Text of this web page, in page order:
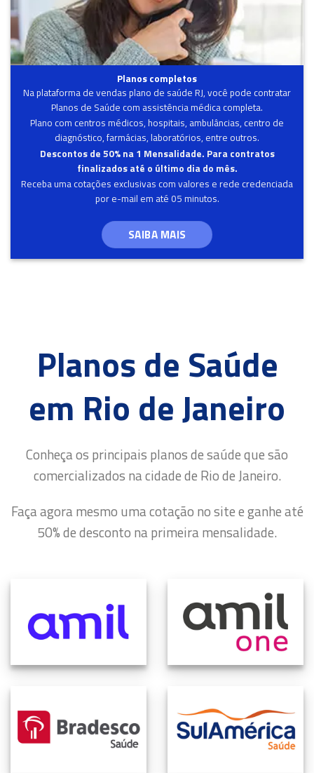
Planos completos
Na plataforma de vendas plano de saúde RJ, você pode contratar
Planos de Saúde com assistência médica completa.
Plano com centros médicos, hospitais, ambulâncias, centro de
diagnóstico, farmácias, laboratórios, entre outros.
Descontos de 50% na 1 Mensalidade. Para contratos
finalizados até o último dia do mês.
Receba uma cotações exclusivas com valores e rede credenciada
por e-mail em até 05 minutos.
SAIBA MAIS
Planos de Saúde
em Rio de Janeiro
Conheça os principais planos de saúde que são
comercializados na cidade de Rio de Janeiro.
Faça agora mesmo uma cotação no site e ganhe até
50% de desconto na primeira mensalidade.